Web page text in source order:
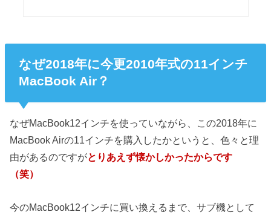
なぜ2018年に今更2010年式の11インチ
MacBook Air？
なぜMacBook12インチを使っていながら、この2018年に
MacBook Airの11インチを購入したかというと、色々と理
由があるのですがとりあえず懐かしかったからです
（笑）
今のMacBook12インチに買い換えるまで、サブ機として